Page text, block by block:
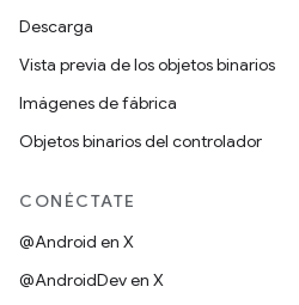
Descarga
Vista previa de los objetos binarios
Imágenes de fábrica
Objetos binarios del controlador
CONÉCTATE
@Android en X
@AndroidDev en X